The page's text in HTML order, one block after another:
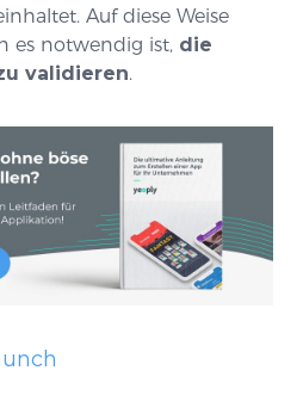
Auf diese Weise
es notwendig ist, die
validieren.